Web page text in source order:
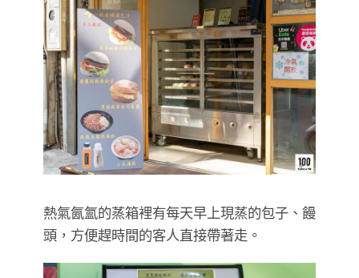
熱氣氤氳的蒸箱裡有每天早上現蒸的包子、饅
頭，方便趕時間的客人直接帶著走。